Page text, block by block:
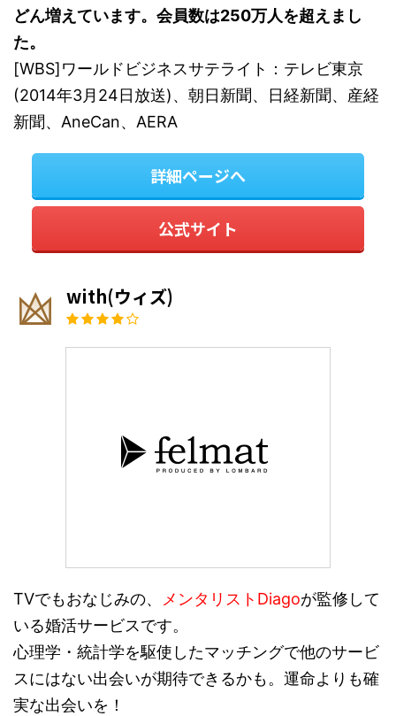
どん増えています。会員数は250万人を超えまし
た。
[WBS]ワールドビジネスサテライト：テレビ東京
(2014年3月24日放送)、朝日新聞、日経新聞、産経
新聞、AneCan、AERA
詳細ページへ
公式サイト
with(ウィズ)
TVでもおなじみの、 メンタリストDiagoが監修して
いる婚活サービスです。
心理学・統計学を駆使したマッチングで他のサービ
スにはない出会いが期待できるかも。運命よりも確
実な出会いを！